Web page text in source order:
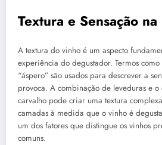
Textura e Sensação na
A textura do vinho é um aspecto
experiência do degustador. Termos como
“áspero” são usados para descrever a
provoca. A combinação de leveduras e o
carvalho pode criar uma textura
camadas à medida que o vinho é
um dos fatores que distingue os vinhos
comuns.